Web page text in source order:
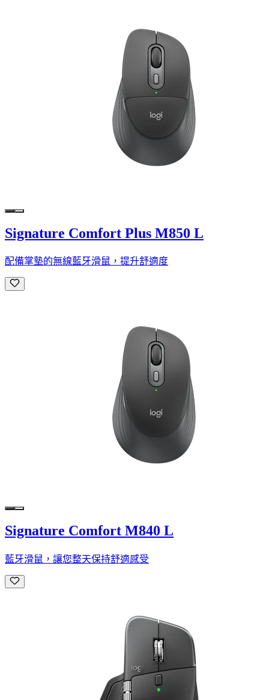
Signature Comfort Plus M850 L
配備掌墊的無線藍牙滑鼠，提升舒適度
Signature Comfort M840 L
藍牙滑鼠，讓您整天保持舒適感受